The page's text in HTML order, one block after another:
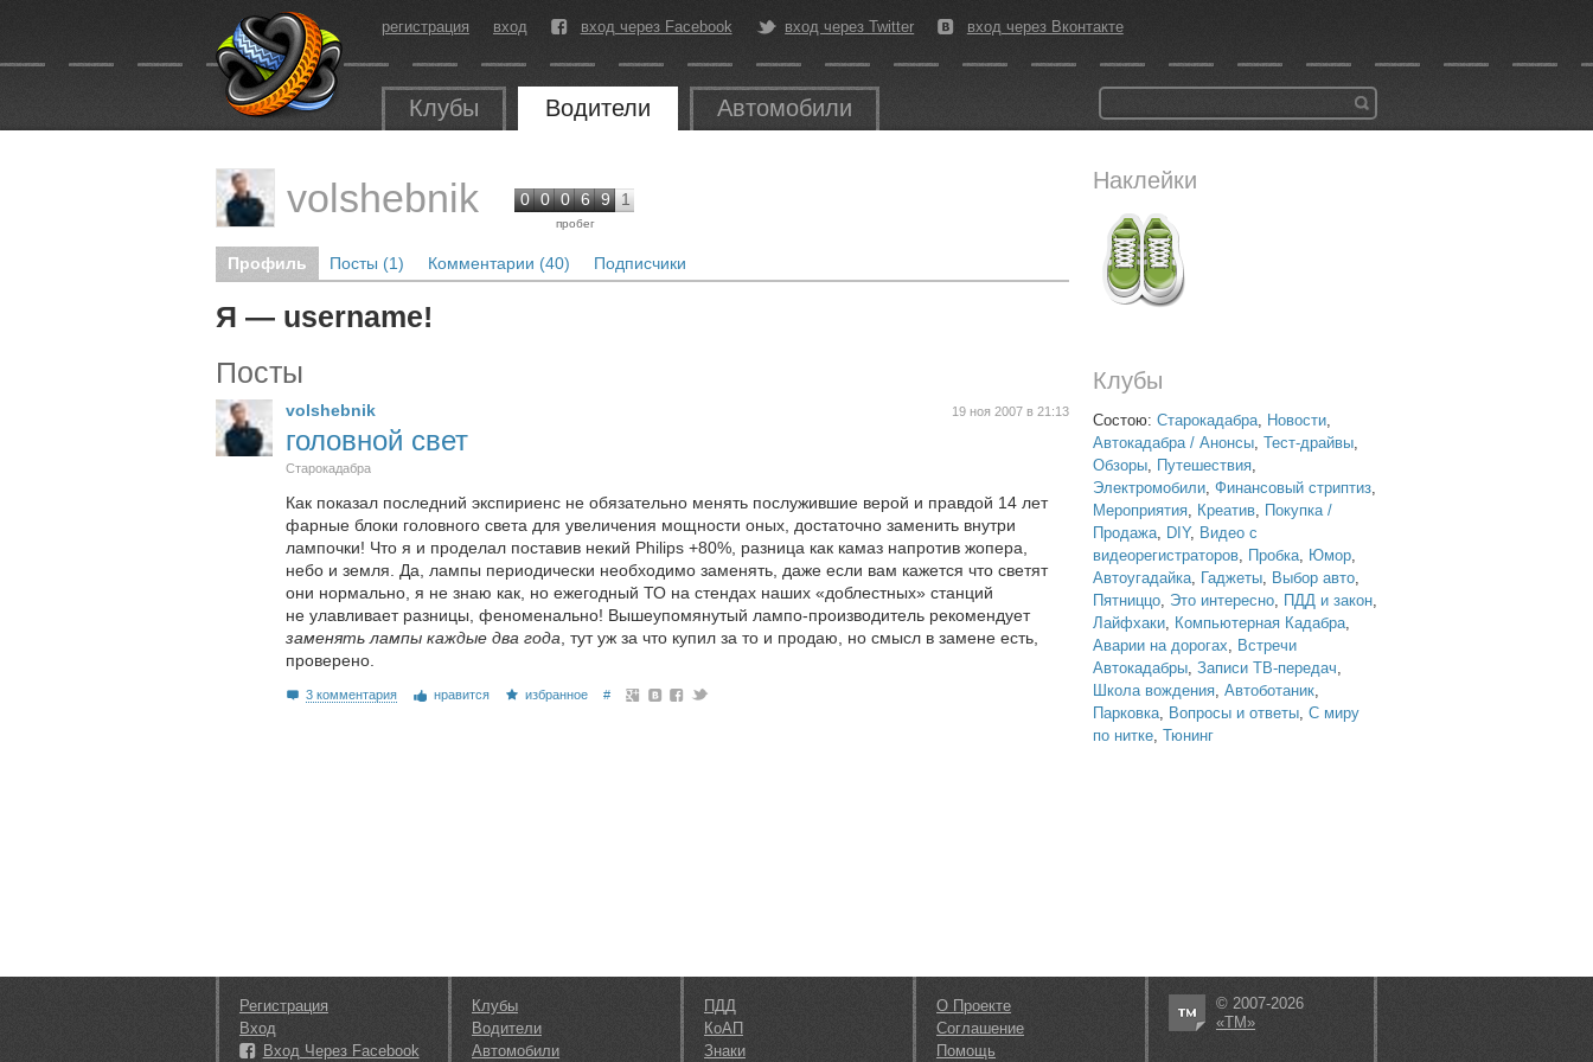
регистрация вход вход через Facebook вход через Twitter вход через Вконтакте
Клубы Водители Автомобили
Наклейки
Клубы
Состою: Старокадабра, Новости,
Автокадабра / Анонсы, Тест-драйвы,
Обзоры, Путешествия,
Электромобили, Финансовый стриптиз,
Мероприятия, Креатив, Покупка /
Продажа, DIY, Видео с
видеорегистраторов, Пробка, Юмор,
Автоугадайка, Гаджеты, Выбор авто,
Пятниццо, Это интересно, ПДД и закон,
Лайфхаки, Компьютерная Кадабра,
Аварии на дорогах, Встречи
Автокадабры, Записи ТВ-передач,
Школа вождения, Автоботаник,
Парковка, Вопросы и ответы, С миру
по нитке, Тюнинг
volshebnik 0 0 0 6 9 1
пробег
Профиль Посты (1) Комментарии (40) Подписчики
Я — username!
Посты
19 ноя 2007 в 21:13
volshebnik
головной свет
Старокадабра
Как показал последний экспириенс не обязательно менять послужившие верой и правдой 14 лет
фарные блоки головного света для увеличения мощности оных, достаточно заменить внутри
лампочки! Что я и проделал поставив некий Philips +80%, разница как камаз напротив жопера,
небо и земля. Да, лампы периодически необходимо заменять, даже если вам кажется что светят
они нормально, я не знаю как, но ежегодный ТО на стендах наших «доблестных» станций
не улавливает разницы, феноменально! Вышеупомянутый лампо-производитель рекомендует
заменять лампы каждые два года , тут уж за что купил за то и продаю, но смысл в замене есть,
проверено.
3 комментария нравится избранное #
Регистрация
Вход
Вход Через Facebook
Клубы
Водители
Автомобили
ПДД
КоАП
Знаки
О Проекте
Соглашение
Помощь
© 2007-2026
«ТМ»